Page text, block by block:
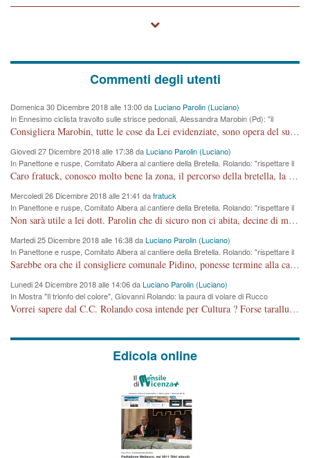
Commenti degli utenti
Domenica 30 Dicembre 2018 alle 13:00 daLuciano Parolin (Luciano)
In Ennesimo ciclista travolto sulle strisce pedonali, Alessandra Marobin (Pd): "il
Comune si svegli"
Consigliera Marobin, tutte le cose da Lei evidenziate, sono opera del suo ex Assessore e compagno di Partito Antonio Marco Dalla Pozza Assessore alla "progettazione" di piste ciclabili e altre porcherie. A lui manderei il conto da saldare per incidenti e danni alle persone. E' ora che "finiamola." Avete perso rassegnatevi. qui IL SINDACO RUCCO NON C'ENTRA PER NIENTE. CAPITO!!!!!!!! Amen.
Giovedi 27 Dicembre 2018 alle 17:38 daLuciano Parolin (Luciano)
In Panettone e ruspe, Comitato Albera al cantiere della Bretella. Rolando: "rispettare il
cronoprogramma"
Caro fratuck, conosco molto bene la zona, il percorso della bretella, la situazione dei cittadini, abito in Viale Trento. A partire dal 2003 ho partecipato al Comitato di Maddalene pro bretella, e a riunioni propositive per apportare modifiche al progetto. Numerose mie foto del territorio sono arrivate a Roma, altri miei interventi (non graditi dalla Sx) sono stati pubblicati dal GdV, assieme ad altri come Ciro Asproso, ora favorevole alla bretella. Ho partecipato alla raccolta firme per la chiusura della strada x 5 giorni eseguita dal Sindaco Hullwech per sforamento 180 Micro/g. Pertanto come impegno per la tematica sono apposto con la coscienza. Ora il Progetto è partito, fine! Voglio dire che la nuova Giunta "comunale" non c'entra più. L'opera sarà "malauguratamente" eseguita, ma non con il mio placet. Il Consigliere Comunale dovrebbe capire che la campagna elettorale è finita, con buona pace di tutti. Quello che invece dovrebbe interessare è la proprietà della strada, dall'uscita autostradale Ovest, sino alla Rotatoria dell'Albara, vi sono tre possessori: Autostrade SpA; La Provincia, il Comune. Come la mettiamo per il futuro ? I costi, da 50 sono saliti a 100 milioni di € come dire 20 milioni a KM (!) da non credere. Comunque si farà. Ma nessuno canti Vittoria, anzi meglio non farne un ulteriore fatto "partitico" per questioni elettorali o di seggio. Se mi manda la sua mail, sono disponibile ad inviare i documenti e le foto sopra descritte. Con ossequi, Luciano Parolin
Mercoledi 26 Dicembre 2018 alle 21:41 dafratuck
In Panettone e ruspe, Comitato Albera al cantiere della Bretella. Rolando: "rispettare il
cronoprogramma"
Non sarà utile a lei dott. Parolin che di sicuro non ci abita, decine di migliaia di TIR, automobili e padroncini che passano quotidianamente per una strada appena rotabile, non è più possibile stendere i panni, attraversare la strada senza rischiare la morte, le case stanno crepando, i tempi sono cambiati e la bretella non passerà assolutamente per maddalene (ma cosa sta a dire?!), dia invece responsabilità a chi ha costruito tagliando la strada che doveva invece terminare a isola vicentina e non al moracchino lasciando Motta di Costabissara ancora in panne di traffico. I tempi sono cambiati dottore e se l'anagrafe della vita stagna nell'essere umano impressioni conservatrici, la società non le considera perchè va avanti, si industrializza e ha bisogno di infrastrutture e di sviluppo. Ultima considerazione, se è geloso di Rolando perchè vede in lui solo campagne politiche mentre si difendono i SOLI diritti dei cittadini, la preghiamo faccia considerazioni più appropriate. Saluti e complimenti per i suoi scritti.
Martedi 25 Dicembre 2018 alle 16:38 daLuciano Parolin (Luciano)
In Panettone e ruspe, Comitato Albera al cantiere della Bretella. Rolando: "rispettare il
cronoprogramma"
Sarebbe ora che il consigliere comunale Pidino, ponesse termine alla campagna elettorale nel territorio del suo seggio Villaggio del Sole. La tiraca è iniziata, distruggerà 6 km di prateria ovest della città, ricca di fonti e sorgenti d'acqua. I cittadini di Maddalene non avranno più Pace la notte. Molta colpa per la costruzione di questa Strada è proprio del signor Rolando,dei suoi gazebo mobili e che vuol far passare questa opera VANDALICA come progetto "utile" a chi ? Non è cosa seria sig. Rolando!
Lunedi 24 Dicembre 2018 alle 14:06 daLuciano Parolin (Luciano)
In Mostra "Il trionfo del colore", Giovanni Rolando: la paura di volare di Rucco
Vorrei sapere dal C.C. Rolando cosa intende per Cultura ? Forse tarallucci, vino e sagre, o spaghetti tricolori del PD ? Il continuo (s)parlare della mostra a Palazzo Chiericati caro consigliere DANNEGGIA FORTEMENTE l'immagine della città TUTTA e fa deviare i consensi che in RUSSIA (badi bene ex U.R.S.S.) sono ECCELLENTI. A livello artistico l'evento è di alta Valenza culturale, COMPITO di Tutta la Cittadinanza fare il possibile per propagandare l'iniziativa senza farne UN CASO PARTITICO come fa Lei da sempre. Meno Gazebo + Partecipazione! E così sia. Amen.
Edicola online